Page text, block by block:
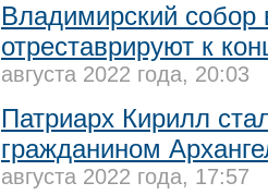
Владимирский собор
отреставрируют к
августа 2022 года, 20:03
Патриарх Кирилл
гражданином
августа 2022 года, 17:57